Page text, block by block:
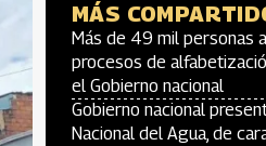
MÁS
Más de 49 mil personas
procesos de
el Gobierno nacional
Gobierno nacional
Nacional del Agua, de